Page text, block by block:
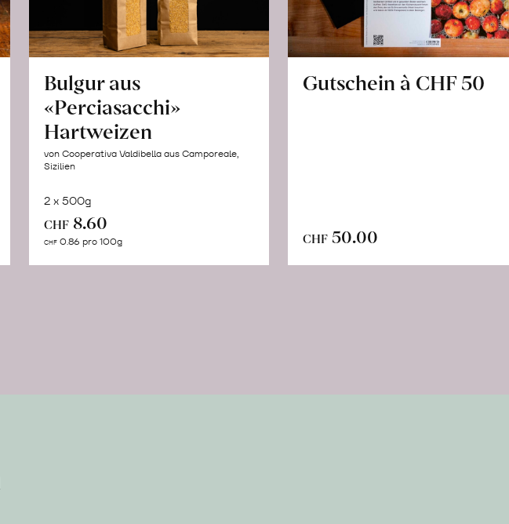
Bulgur aus
«Perciasacchi»
Hartweizen
von Cooperativa Valdibella aus Camporeale,
Sizilien
2 x 500g
CHF 8.60
CHF 0.86 pro 100g
Gutschein à CHF 50
CHF 50.00
Warenkorb